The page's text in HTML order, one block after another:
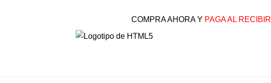
COMPRA AHORA Y PAGA AL RECIBIR